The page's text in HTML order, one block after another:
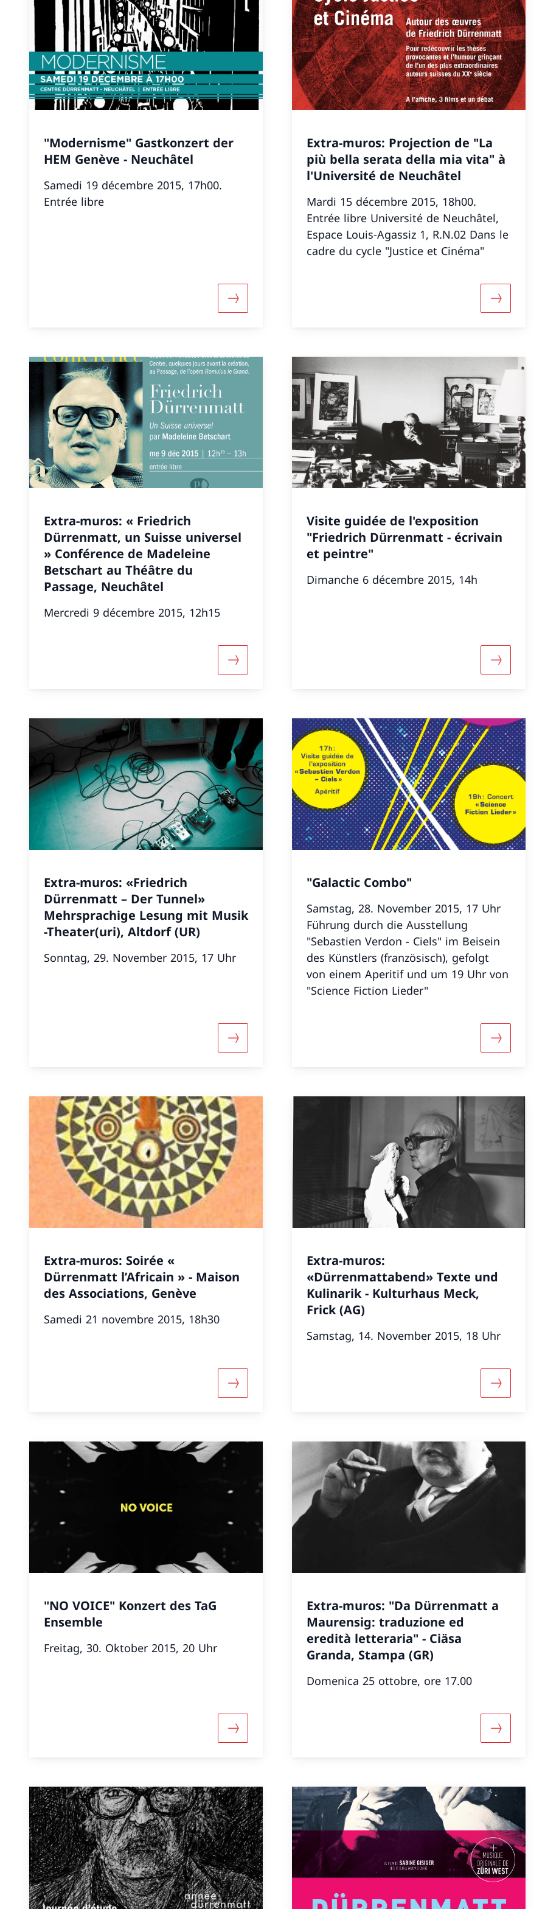
"Modernisme" Gastkonzert der
HEM Genève - Neuchâtel
Samedi 19 décembre 2015, 17h00.
Entrée libre
More about «"Modernisme" Gastkonzert der HEM Genève -
Extra-muros: Projection de "La
più bella serata della mia vita" à
l'Université de Neuchâtel
Mardi 15 décembre 2015, 18h00.
Entrée libre Université de Neuchâtel,
Espace Louis-Agassiz 1, R.N.02 Dans le
cadre du cycle "Justice et Cinéma"
More
Extra-muros: « Friedrich
Dürrenmatt, un Suisse universel
» Conférence de Madeleine
Betschart au Théâtre du
Passage, Neuchâtel
Mercredi 9 décembre 2015, 12h15
More about «Extra-muros: « Friedrich Dürrenmatt, un
Visite guidée de l'exposition
"Friedrich Dürrenmatt - écrivain
et peintre"
Dimanche 6 décembre 2015, 14h
More
Extra-muros: «Friedrich
Dürrenmatt – Der Tunnel»
Mehrsprachige Lesung mit Musik
-Theater(uri), Altdorf (UR)
Sonntag, 29. November 2015, 17 Uhr
More about «Extra-muros: «Friedrich Dürrenmatt – Der
"Galactic Combo"
Samstag, 28. November 2015, 17 Uhr
Führung durch die Ausstellung
"Sebastien Verdon - Ciels" im Beisein
des Künstlers (französisch), gefolgt
von einem Aperitif und um 19 Uhr von
"Science Fiction Lieder"
More
Extra-muros: Soirée «
Dürrenmatt l’Africain » - Maison
des Associations, Genève
Samedi 21 novembre 2015, 18h30
More about «Extra-muros: Soirée « Dürrenmatt l’Africain » -
Extra-muros:
«Dürrenmattabend» Texte und
Kulinarik - Kulturhaus Meck,
Frick (AG)
Samstag, 14. November 2015, 18 Uhr
More
"NO VOICE" Konzert des TaG
Ensemble
Freitag, 30. Oktober 2015, 20 Uhr
More about «"NO VOICE" Konzert des TaG Ensemble»
Extra-muros: "Da Dürrenmatt a
Maurensig: traduzione ed
eredità letteraria" - Ciäsa
Granda, Stampa (GR)
Domenica 25 ottobre, ore 17.00
More